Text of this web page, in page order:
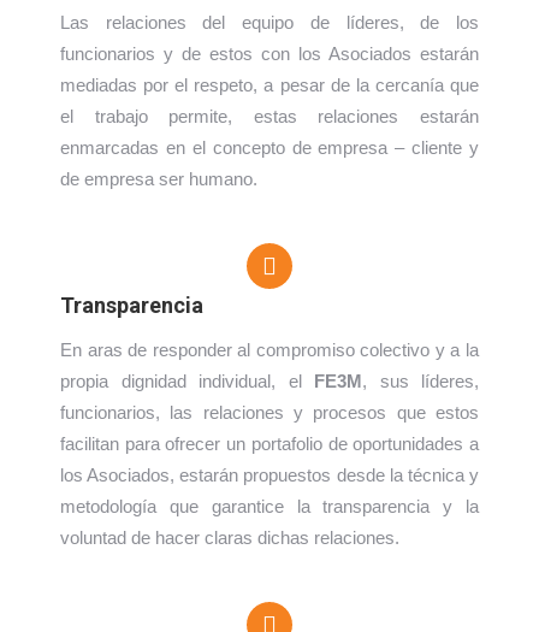
Las relaciones del equipo de líderes, de los
funcionarios y de estos con los Asociados estarán
mediadas por el respeto, a pesar de la cercanía que
el trabajo permite, estas relaciones estarán
enmarcadas en el concepto de empresa – cliente y
de empresa ser humano.
Transparencia
En aras de responder al compromiso colectivo y a la
propia dignidad individual, el FE3M, sus líderes,
funcionarios, las relaciones y procesos que estos
facilitan para ofrecer un portafolio de oportunidades a
los Asociados, estarán propuestos desde la técnica y
metodología que garantice la transparencia y la
voluntad de hacer claras dichas relaciones.